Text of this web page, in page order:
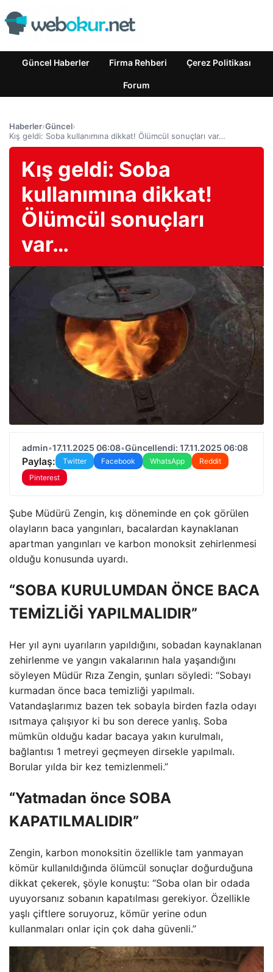
Güncel Haberler Firma Rehberi Çerez Politikası
Forum
Haberler›Güncel›
Kış geldi: Soba kullanımına dikkat! Ölümcül sonuçları var…
Kış geldi: Soba
kullanımına dikkat!
Ölümcül sonuçları
var…
admin•17.11.2025 06:08•Güncellendi: 17.11.2025 06:08
Paylaş: Twitter Facebook WhatsApp
Reddit
Pinterest
Şube Müdürü Zengin, kış döneminde en çok görülen
olayların baca yangınları, bacalardan kaynaklanan
apartman yangınları ve karbon monoksit zehirlenmesi
olduğu konusunda uyardı.
“SOBA KURULUMDAN ÖNCE BACA
TEMİZLİĞİ YAPILMALIDIR”
Her yıl aynı uyarıların yapıldığını, sobadan kaynaklanan
zehirlenme ve yangın vakalarının hala yaşandığını
söyleyen Müdür Rıza Zengin, şunları söyledi: “Sobayı
kurmadan önce baca temizliği yapılmalı.
Vatandaşlarımız bazen tek sobayla birden fazla odayı
ısıtmaya çalışıyor ki bu son derece yanlış. Soba
mümkün olduğu kadar bacaya yakın kurulmalı,
bağlantısı 1 metreyi geçmeyen dirsekle yapılmalı.
Borular yılda bir kez temizlenmeli.”
“Yatmadan önce SOBA
KAPATILMALIDIR”
Zengin, karbon monoksitin özellikle tam yanmayan
kömür kullanıldığında ölümcül sonuçlar doğurduğuna
dikkat çekerek, şöyle konuştu: “Soba olan bir odada
uyuyorsanız sobanın kapatılması gerekiyor. Özellikle
yaşlı çiftlere soruyoruz, kömür yerine odun
kullanmaları onlar için çok daha güvenli.”